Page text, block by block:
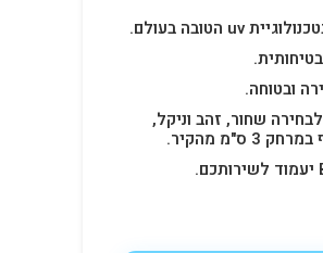
שחור, זהב וניקל,
מהקיר.